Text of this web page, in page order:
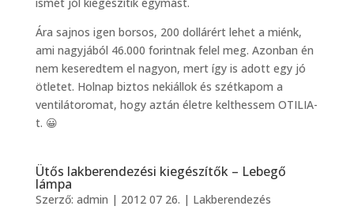
Ára sajnos igen borsos, 200 dollárért lehet a miénk,
ami nagyjából 46.000 forintnak felel meg. Azonban én
nem keseredtem el nagyon, mert így is adott egy jó
ötletet. Holnap biztos nekiállok és szétkapom a
ventilátoromat, hogy aztán életre kelthessem OTILIA-
t. 😀
Ütős lakberendezési kiegészítők – Lebegő
lámpa
Szerző: admin | 2012 07 26. | Lakberendezés